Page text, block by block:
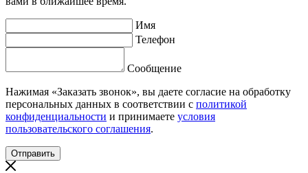
Имя
Телефон
Сообщение
Нажимая «Заказать звонок», вы даете согласие на обработку
персональных данных в соответствии с политикой
конфиденциальности и принимаете условия
пользовательского соглашения.